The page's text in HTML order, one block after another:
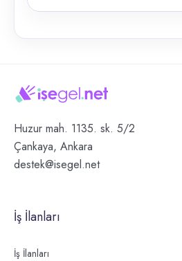
Huzur mah. 1135. sk. 5/2
Çankaya, Ankara
destek@isegel.net
İş İlanları
İş İlanları